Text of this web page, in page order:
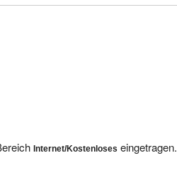
Internet/Kostenloses eingetragen.